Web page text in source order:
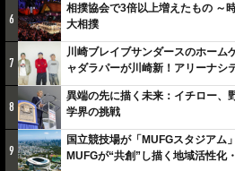
6
相撲協会で3倍以上増えたもの ～
大相撲
7
川崎ブレイブサンダースのホーム
ャダラパーが川崎新！アリーナシ
しみでしかないでしょ。川崎は、
8
異端の先に描く未来：イチロー、
学界の挑戦
9
国立競技場が「MUFGスタジア
MUFGが“共創”し描く地域活性化